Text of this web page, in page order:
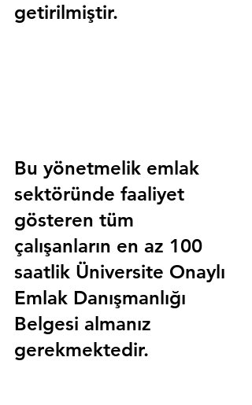
getirilmiştir.
Bu yönetmelik emlak
sektöründe faaliyet
gösteren tüm
çalışanların en az 100
saatlik Üniversite Onaylı
Emlak Danışmanlığı
Belgesi almanız
gerekmektedir.